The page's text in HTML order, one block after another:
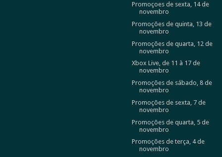
Promoçoes de sexta, 14 de
novembro
Promoções de quinta, 13 de
novembro
Promoções de quarta, 12 de
novembro
Xbox Live, de 11 à 17 de
novembro
Promoções de sábado, 8 de
novembro
Promoções de sexta, 7 de
novembro
Promoções de quarta, 5 de
novembro
Promoções de terça, 4 de
novembro